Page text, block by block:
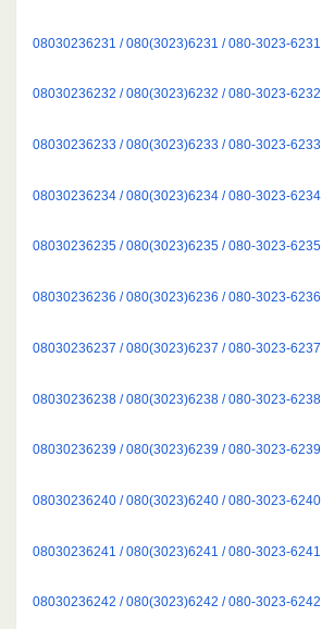
08030236231 / 080(3023)6231 / 080-3023-6231
08030236232 / 080(3023)6232 / 080-3023-6232
08030236233 / 080(3023)6233 / 080-3023-6233
08030236234 / 080(3023)6234 / 080-3023-6234
08030236235 / 080(3023)6235 / 080-3023-6235
08030236236 / 080(3023)6236 / 080-3023-6236
08030236237 / 080(3023)6237 / 080-3023-6237
08030236238 / 080(3023)6238 / 080-3023-6238
08030236239 / 080(3023)6239 / 080-3023-6239
08030236240 / 080(3023)6240 / 080-3023-6240
08030236241 / 080(3023)6241 / 080-3023-6241
08030236242 / 080(3023)6242 / 080-3023-6242